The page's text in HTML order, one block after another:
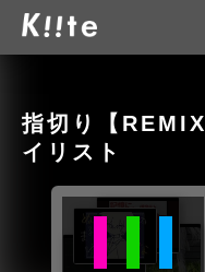
指切り【
イリスト